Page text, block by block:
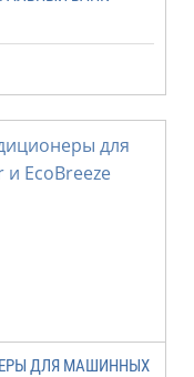
ДЛЯ МАШИННЫХ